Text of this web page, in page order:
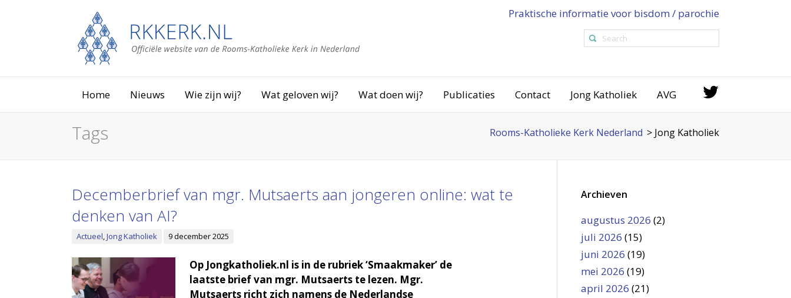
Praktische informatie voor bisdom / parochie
Home Nieuws Wie zijn wij? Wat geloven wij? Wat doen wij? Publicaties Contact Jong Katholiek AVG
Tags Rooms-Katholieke Kerk Nederland > Jong Katholiek
Decemberbrief van mgr. Mutsaerts aan jongeren online: wat te
denken van AI?
Actueel,Jong Katholiek 9 december 2025
Op Jongkatholiek.nl is in de rubriek ‘Smaakmaker’ de
laatste brief van mgr. Mutsaerts te lezen. Mgr.
Mutsaerts richt zich namens de Nederlandse
Archieven
augustus 2026 (2)
juli 2026 (15)
juni 2026 (19)
mei 2026 (19)
april 2026 (21)